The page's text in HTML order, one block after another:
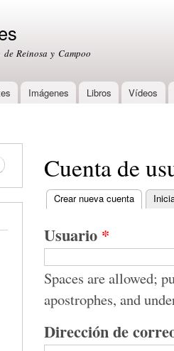
Reinosa y Campoo
Imágenes Libros Vídeos
Cuenta de
Primary tabs
Crear nueva cuenta (active
Usuario *
Spaces are allowed;
apostrophes, and
Dirección de